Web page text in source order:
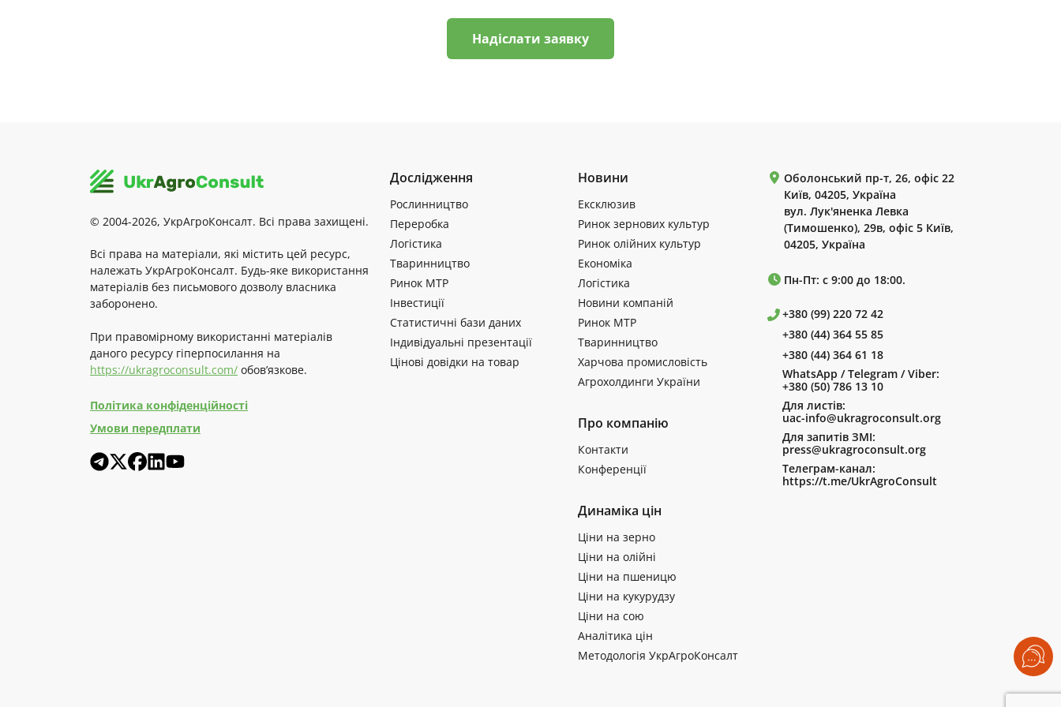
Надіслати заявку
© 2004-2026, УкрАгроКонсалт. Всі права захищені.
Всі права на матеріали, які містить цей ресурс,
належать УкрАгроКонсалт. Будь-яке використання
матеріалів без письмового дозволу власника
заборонено.
При правомірному використанні матеріалів
даного ресурсу гіперпосилання на
https://ukragroconsult.com/ обов’язкове.
Політика конфіденційності
Умови передплати
Дослідження
Рослинництво
Переробка
Логістика
Тваринництво
Ринок МТР
Інвестиції
Статистичні бази даних
Індивідуальні презентації
Цінові довідки на товар
Новини
Ексклюзив
Ринок зернових культур
Ринок олійних культур
Економіка
Логістика
Новини компаній
Ринок МТР
Тваринництво
Харчова промисловість
Агрохолдинги України
Про компанію
Контакти
Конференції
Динаміка цін
Ціни на зерно
Ціни на олійні
Ціни на пшеницю
Ціни на кукурудзу
Ціни на сою
Аналітика цін
Методологія УкрАгроКонсалт
Оболонський пр-т, 26, офіс 22
Київ, 04205, Україна
вул. Лук'яненка Левка
(Тимошенко), 29в, офіс 5 Київ,
04205, Україна
Пн-Пт: с 9:00 до 18:00.
+380 (99) 220 72 42
+380 (44) 364 55 85
+380 (44) 364 61 18
WhatsApp / Telegram / Viber:
+380 (50) 786 13 10
Для листів:
uac-info@ukragroconsult.org
Для запитів ЗМІ:
press@ukragroconsult.org
Телеграм-канал:
https://t.me/UkrAgroConsult